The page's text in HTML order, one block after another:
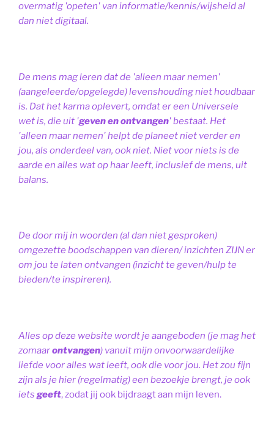
overmatig 'opeten' van informatie/kennis/wijsheid al
dan niet digitaal.
De mens mag leren dat de 'alleen maar nemen'
(aangeleerde/opgelegde) levenshouding niet houdbaar
is. Dat het karma oplevert, omdat er een Universele
wet is, die uit 'geven en ontvangen' bestaat. Het
'alleen maar nemen' helpt de planeet niet verder en
jou, als onderdeel van, ook niet. Niet voor niets is de
aarde en alles wat op haar leeft, inclusief de mens, uit
balans.
De door mij in woorden (al dan niet gesproken)
omgezette boodschappen van dieren/ inzichten ZIJN er
om jou te laten ontvangen (inzicht te geven/hulp te
bieden/te inspireren).
Alles op deze website wordt je aangeboden (je mag het
zomaarontvangen) vanuit mijn onvoorwaardelijke
liefde voor alles wat leeft, ook die voor jou. Het zou fijn
zijn als je hier (regelmatig) een bezoekje brengt, je ook
iets geeft, zodat jij ook bijdraagt aan mijn leven.